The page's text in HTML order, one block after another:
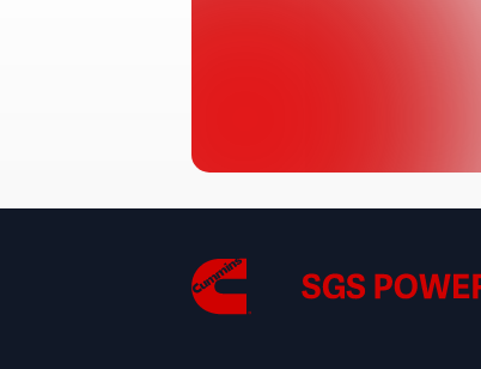
Nakliye Yüksekliği:
Nakliye Uzunluğu: